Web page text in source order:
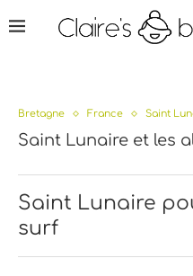
Bretagne France Saint
Saint Lunaire et les
Saint Lunaire
surf